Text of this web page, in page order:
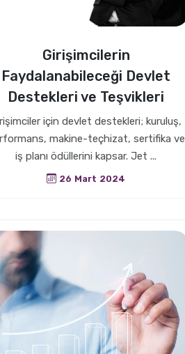
Girişimcilerin
Faydalanabileceği Devlet
Destekleri ve Teşvikleri
için devlet destekleri; kuruluş,
makine-teçhizat, sertifika ve
iş planı ödüllerini kapsar. Jet ...
26 Mart 2024